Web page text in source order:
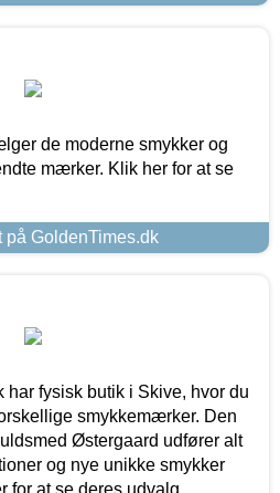
de moderne smykker og
mærker. Klik her for at se
på GoldenTimes.dk
fysisk butik i Skive, hvor du
smykkemærker. Den
Østergaard udfører alt
og nye unikke smykker
for at se deres udvalg.